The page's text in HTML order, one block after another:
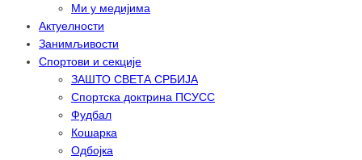
Ми у медијима
Актуелности
Занимљивости
Спортови и секције
ЗАШТО СВЕТА СРБИЈА
Спортска доктрина ПСУСС
Фудбал
Кошарка
Одбојка